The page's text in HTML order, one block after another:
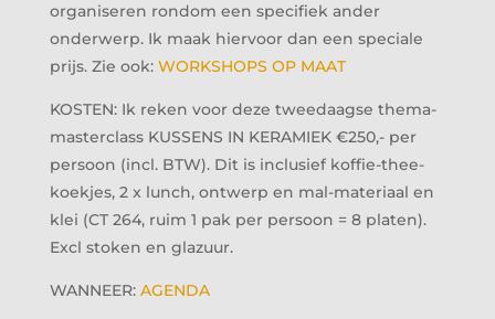
organiseren rondom een specifiek ander
onderwerp. Ik maak hiervoor dan een speciale
prijs. Zie ook: WORKSHOPS OP MAAT
KOSTEN: Ik reken voor deze tweedaagse thema-
masterclass KUSSENS IN KERAMIEK €250,- per
persoon (incl. BTW). Dit is inclusief koffie-thee-
koekjes, 2 x lunch, ontwerp en mal-materiaal en
klei (CT 264, ruim 1 pak per persoon = 8 platen).
Excl stoken en glazuur.
WANNEER: AGENDA